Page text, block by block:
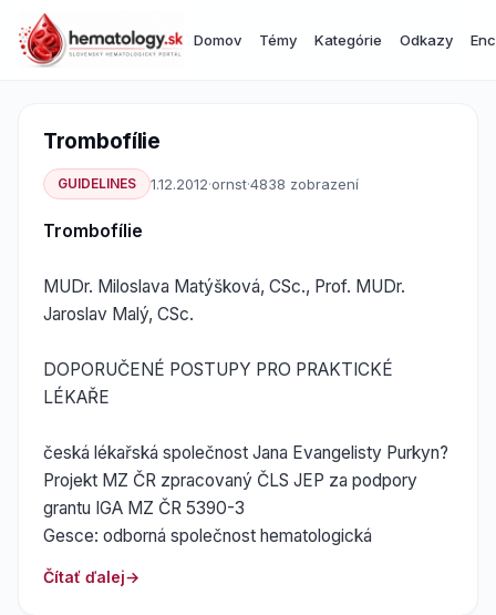
Domov Témy Kategórie Odkazy
Trombofílie
GUIDELINES 1.12.2012·ornst·4838 zobrazení
Trombofílie
MUDr. Miloslava Matýšková, CSc., Prof. MUDr.
Jaroslav Malý, CSc.
DOPORUČENÉ POSTUPY PRO PRAKTICKÉ
LÉKAŘE
česká lékařská společnost Jana Evangelisty Purkyn?
Projekt MZ ČR zpracovaný ČLS JEP za podpory
grantu IGA MZ ČR 5390-3
Gesce: odborná společnost hematologická
Čítať ďalej